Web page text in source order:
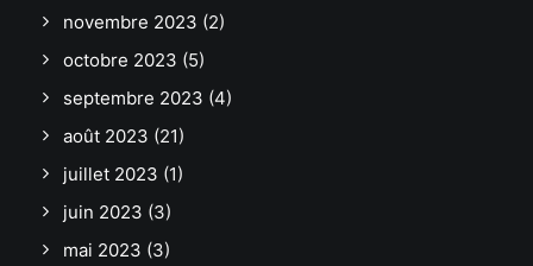
novembre 2023 (2)
octobre 2023 (5)
septembre 2023 (4)
août 2023 (21)
juillet 2023 (1)
juin 2023 (3)
mai 2023 (3)